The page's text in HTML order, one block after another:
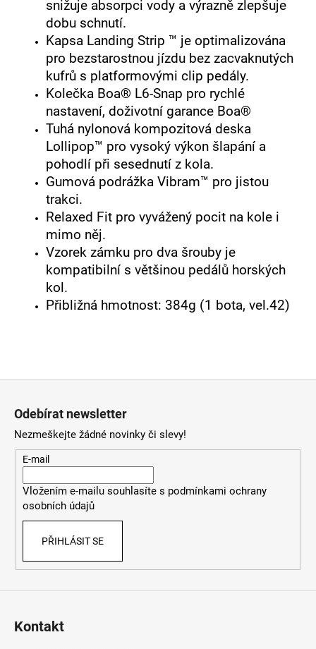
snižuje absorpci vody a výrazně zlepšuje
dobu schnutí.
Kapsa Landing Strip ™ je optimalizována
pro bezstarostnou jízdu bez zacvaknutých
kufrů s platformovými clip pedály.
Kolečka Boa® L6-Snap pro rychlé
nastavení, doživotní garance Boa®
Tuhá nylonová kompozitová deska
Lollipop™ pro vysoký výkon šlapání a
pohodlí při sesednutí z kola.
Gumová podrážka Vibram™ pro jistou
trakci.
Relaxed Fit pro vyvážený pocit na kole i
mimo něj.
Vzorek zámku pro dva šrouby je
kompatibilní s většinou pedálů horských
kol.
Přibližná hmotnost: 384g (1 bota, vel.42)
Odebírat newsletter
Nezmeškejte žádné novinky či slevy!
E-mail
Vložením e-mailu souhlasíte s podmínkami ochrany
osobních údajů
PŘIHLÁSIT SE
Kontakt